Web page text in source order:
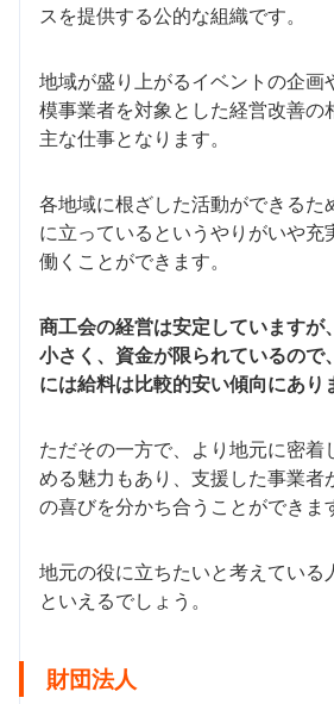
スを提供する公的な組織です。
地域が盛り上がるイベントの企画
模事業者を対象とした経営改善の
主な仕事となります。
各地域に根ざした活動ができるた
に立っているというやりがいや充
働くことができます。
商工会の経営は安定していますが
小さく、資金が限られているので
には給料は比較的安い傾向にあり
ただその一方で、より地元に密着
める魅力もあり、支援した事業者
の喜びを分かち合うことができま
地元の役に立ちたいと考えている
といえるでしょう。
財団法人